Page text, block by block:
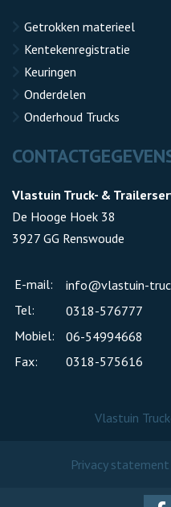
Getrokken materieel
Kentekenregistratie
Keuringen
Onderdelen
Onderhoud Trucks
Vlastuin Truck- &
De Hooge Hoek 38
3927 GG Renswoude
E-mail:
info@vlastuin-
Tel:
0318-576777
Mobiel:
06-54994668
Fax:
0318-575616
Vlastuin
Privacy statement